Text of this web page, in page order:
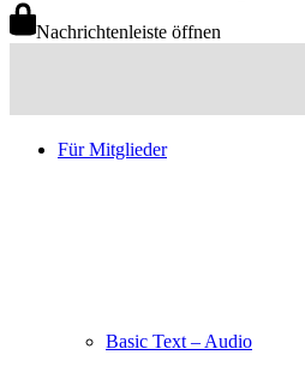
Für Mitglieder
Basic Text – Audio
Nachrichtenleiste öffnen